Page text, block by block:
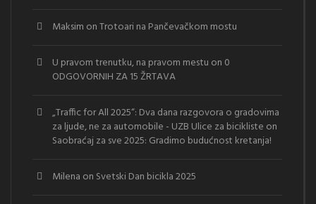
Maksim onTrotoari na Pančevačkom mostu
U pravom trenutku, na pravom mestu on 0
ODGOVORNIH ZA 15 ŽRTAVA
„Traffic for All 2025“: Dva dana razgovora o gradovima
za ljude, ne za automobile - UZB Ulice za bicikliste on
Saobraćaj za sve 2025: Gradimo budućnost kretanja!
Milena on Svetski Dan bicikla 2025